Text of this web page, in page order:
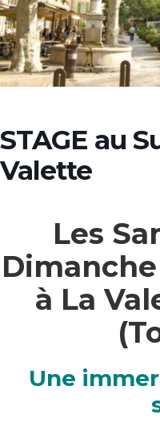
STAGE au
Valette
Les
Dimanche
à La
Une